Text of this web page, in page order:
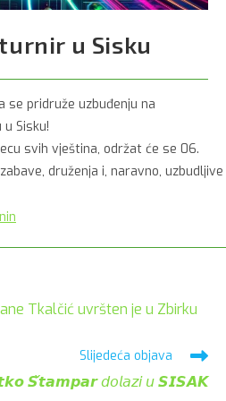
u Sisku
se pridruže uzbuđenju na
Sisku!
svih vještina, održat će se 06.
druženja i, naravno, uzbudljive
Tkalčić uvršten je u Zbirku
Slijedeća objava
𝙎̌𝙩𝙖𝙢𝙥𝙖𝙧 𝘥𝘰𝘭𝘢𝘻𝘪 𝘶 𝙎𝙄𝙎𝘼𝙆